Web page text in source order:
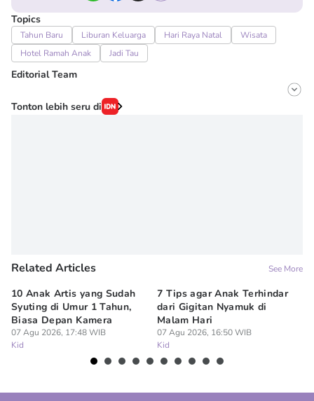
Topics
Tahun Baru Liburan Keluarga Hari Raya Natal
Wisata
Hotel Ramah Anak
Jadi Tau
Editorial Team
Editor
Irma ediarti mardiyah
Tonton lebih seru di
Related Articles See More
10 Anak Artis yang Sudah
Syuting di Umur 1 Tahun,
Biasa Depan Kamera
07 Agu 2026, 17:48 WIB
Kid
7 Tips agar Anak Terhindar
dari Gigitan Nyamuk di
Malam Hari
07 Agu 2026, 16:50 WIB
Kid